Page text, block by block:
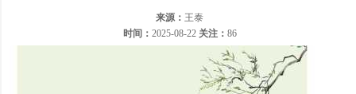
来源： 王泰
时间： 2025-08-22 关注： 86